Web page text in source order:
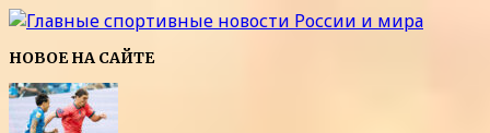
НОВОЕ НА САЙТЕ